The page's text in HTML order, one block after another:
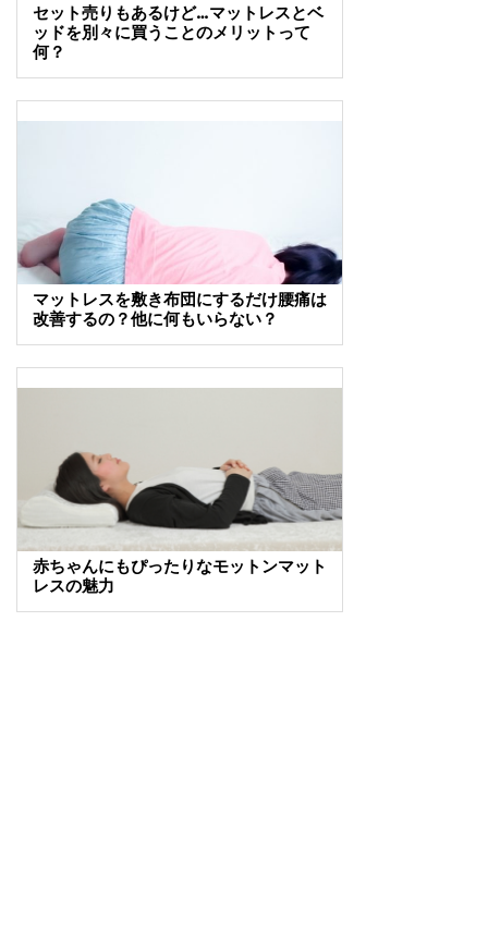
セット売りもあるけど…マットレスとベ
ッドを別々に買うことのメリットって
何？
マットレスを敷き布団にするだけ腰痛は
改善するの？他に何もいらない？
赤ちゃんにもぴったりなモットンマット
レスの魅力